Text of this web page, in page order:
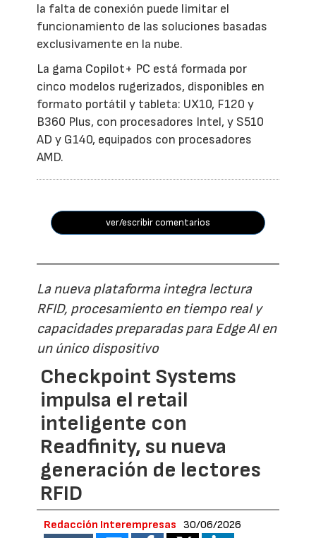
la falta de conexión puede limitar el
funcionamiento de las soluciones basadas
exclusivamente en la nube.
La gama Copilot+ PC está formada por
cinco modelos rugerizados, disponibles en
formato portátil y tableta: UX10, F120 y
B360 Plus, con procesadores Intel, y S510
AD y G140, equipados con procesadores
AMD.
ver/escribir comentarios
La nueva plataforma integra lectura
RFID, procesamiento en tiempo real y
capacidades preparadas para Edge AI en
un único dispositivo
Checkpoint Systems
impulsa el retail
inteligente con
Readfinity, su nueva
generación de lectores
RFID
Redacción Interempresas 30/06/2026